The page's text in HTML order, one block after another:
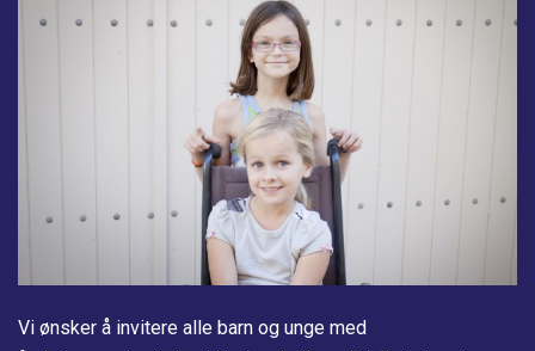
Vi ønsker å invitere alle barn og unge med